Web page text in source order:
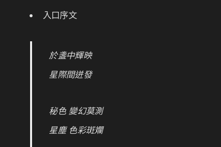
入口序文
於盞中輝映
星際間迸發
秘色 變幻莫測
星塵 色彩斑斕